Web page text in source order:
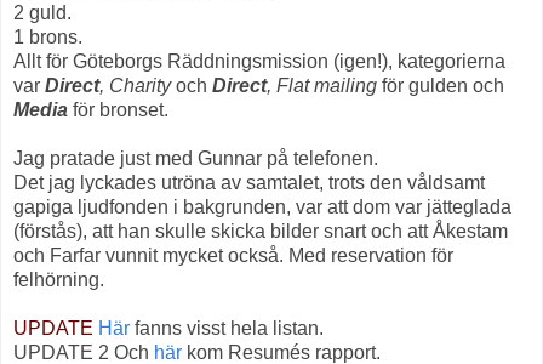
2 guld.
1 brons.
Allt för Göteborgs Räddningsmission (igen!), kategorierna
var Direct, Charityoch Direct, Flat mailing för gulden och
Media för bronset.
Jag pratade just med Gunnar på telefonen.
Det jag lyckades utröna av samtalet, trots den våldsamt
gapiga ljudfonden i bakgrunden, var att dom var jätteglada
(förstås), att han skulle skicka bilder snart och att Åkestam
och Farfar vunnit mycket också. Med reservation för
felhörning.
UPDATE Här fanns visst hela listan.
UPDATE 2 Och här kom Resumés rapport.